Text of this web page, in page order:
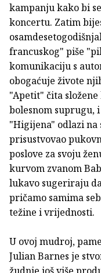
kampanju kako bi
koncertu. Zatim
francuskog" piše
komunikaciju s
obogaćuje živote
"Apetit" čita
bolesnom
"Higijena" odlazi na
prisustvovao
poslove za svoju
kurvom zvanom
lukavo sugeriraju
pričamo samima
težine i vrijednosti.
U ovoj mudroj,
Julian Barnes je